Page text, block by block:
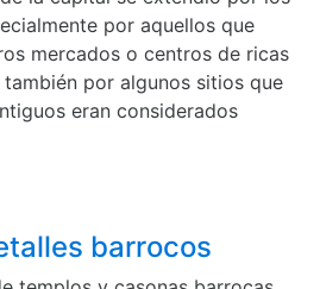
por aquellos que
mercados o centros de ricas
por algunos sitios que
eran considerados
barrocos